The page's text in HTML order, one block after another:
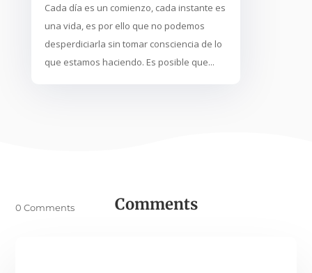
Cada día es un comienzo, cada instante es
una vida, es por ello que no podemos
desperdiciarla sin tomar consciencia de lo
que estamos haciendo. Es posible que...
Comments
0 Comments